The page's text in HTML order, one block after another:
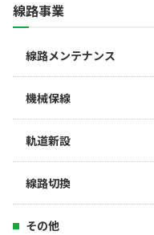
線路事業
線路メンテナンス
機械保線
軌道新設
線路切換
その他